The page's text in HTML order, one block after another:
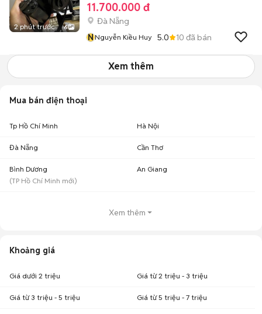
2 phút trước 6
11.700.000 đ
Đà Nẵng
NNguyễn Kiều Huy 5.0 10 đã bán
Xem thêm
Mua bán điện thoại
Tp Hồ Chí Minh Hà Nội
Đà Nẵng Cần Thơ
Bình Dương
(TP Hồ Chí Minh mới)
An Giang
Xem thêm
Khoảng giá
Giá dưới 2 triệu Giá từ 2 triệu - 3 triệu
Giá từ 3 triệu - 5 triệu Giá từ 5 triệu - 7 triệu